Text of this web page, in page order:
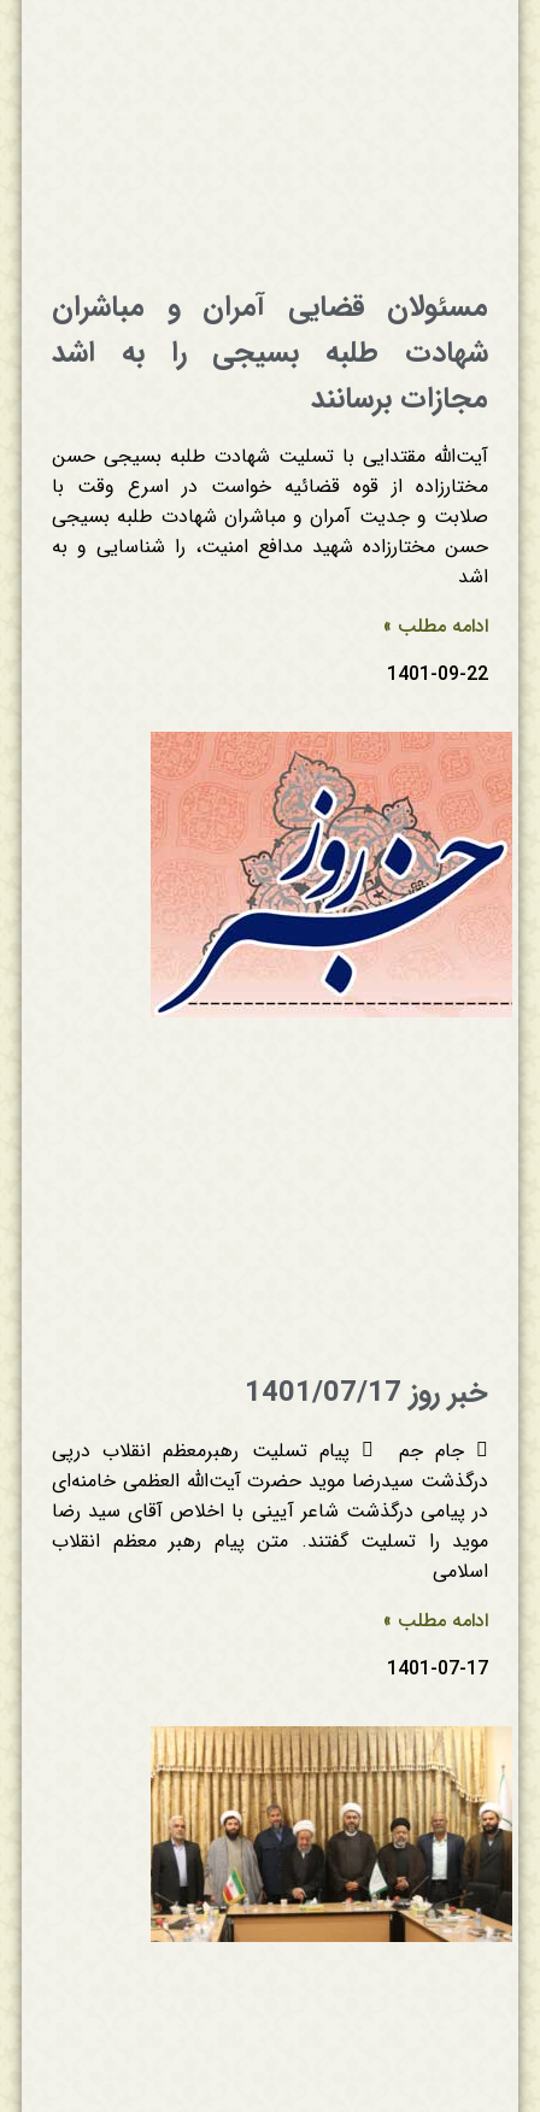
مسئولان قضایی آمران و مباشران
شهادت طلبه بسیجی را به اشد
مجازات برسانند
آیت‌الله مقتدایی با تسلیت شهادت طلبه بسیجی حسن
مختارزاده از قوه قضائیه خواست در اسرع وقت با
صلابت و جدیت آمران و مباشران شهادت طلبه بسیجی
حسن مختارزاده شهید مدافع امنیت، را شناسایی و به
اشد
ادامه مطلب »
1401-09-22
خبر روز 1401/07/17
 جام جم  پیام تسلیت رهبرمعظم انقلاب درپی
درگذشت سیدرضا موید حضرت آیت‌الله العظمی خامنه‌ای
در پیامی درگذشت شاعر آیینی با اخلاص آقای سید رضا
موید را تسلیت گفتند. متن پیام رهبر معظم انقلاب
اسلامی
ادامه مطلب »
1401-07-17